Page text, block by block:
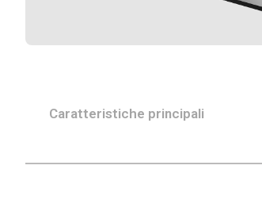
Caratteristiche principali